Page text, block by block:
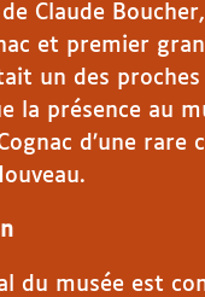
Claude
et premier
un des proches
la présence au
d’une rare
du musée est